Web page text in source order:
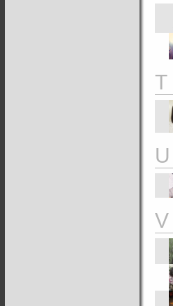
T
U
V